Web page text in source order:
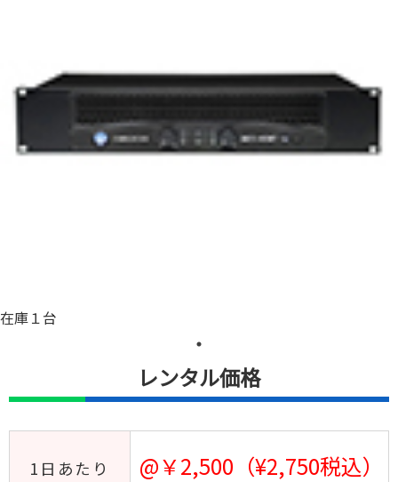
在庫１台
レンタル価格
1日あたり
@￥2,500（¥2,750税込）